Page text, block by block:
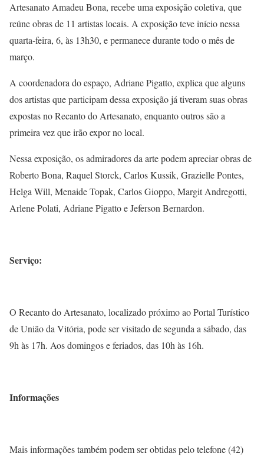
Artesanato Amadeu Bona, recebe uma exposição coletiva, que
reúne obras de 11 artistas locais. A exposição teve início nessa
quarta-feira, 6, às 13h30, e permanece durante todo o mês de
março.
A coordenadora do espaço, Adriane Pigatto, explica que alguns
dos artistas que participam dessa exposição já tiveram suas obras
expostas no Recanto do Artesanato, enquanto outros são a
primeira vez que irão expor no local.
Nessa exposição, os admiradores da arte podem apreciar obras de
Roberto Bona, Raquel Storck, Carlos Kussik, Grazielle Pontes,
Helga Will, Menaide Topak, Carlos Gioppo, Margit Andregotti,
Arlene Polati, Adriane Pigatto e Jeferson Bernardon.
Serviço:
O Recanto do Artesanato, localizado próximo ao Portal Turístico
de União da Vitória, pode ser visitado de segunda a sábado, das
9h às 17h. Aos domingos e feriados, das 10h às 16h.
Informações
Mais informações também podem ser obtidas pelo telefone (42)